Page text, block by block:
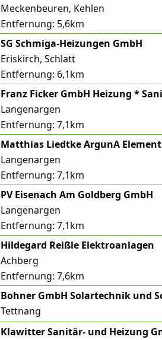
Meckenbeuren, Kehlen
Entfernung: 5,6km
SG Schmiga-Heizungen GmbH
Eriskirch, Schlatt
Entfernung: 6,1km
Langenargen
Entfernung:7,1km
Matthias Liedtke ArgunA Element
Langenargen
Entfernung:7,1km
PV Eisenach Am Goldberg GmbH
Langenargen
Entfernung:7,1km
Hildegard Reißle Elektroanlagen
Achberg
Entfernung:7,6km
Tettnang
Klawitter Sanitär- und Heizung